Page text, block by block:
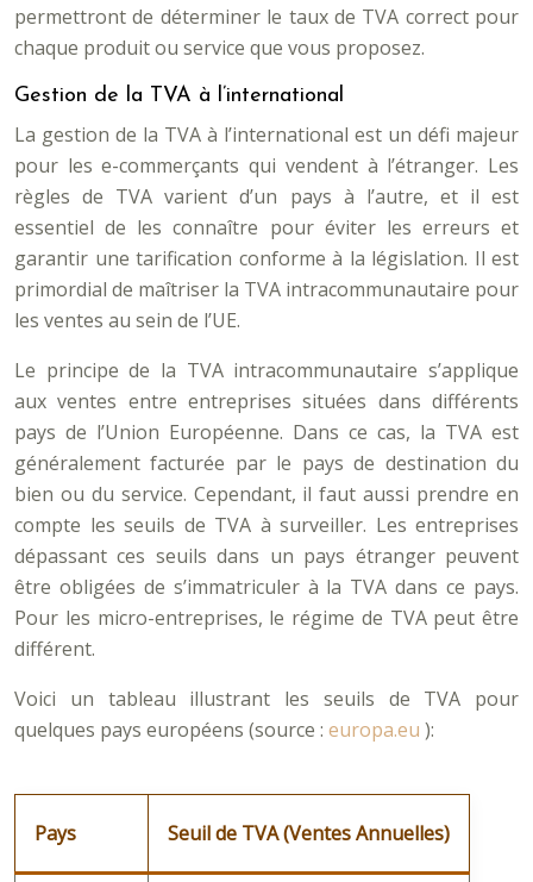
permettront de déterminer le taux de TVA correct pour
chaque produit ou service que vous proposez.
Gestion de la TVA à l’international
La gestion de la TVA à l’international est un défi majeur
pour les e-commerçants qui vendent à l’étranger. Les
règles de TVA varient d’un pays à l’autre, et il est
essentiel de les connaître pour éviter les erreurs et
garantir une tarification conforme à la législation. Il est
primordial de maîtriser la TVA intracommunautaire pour
les ventes au sein de l’UE.
Le principe de la TVA intracommunautaire s’applique
aux ventes entre entreprises situées dans différents
pays de l’Union Européenne. Dans ce cas, la TVA est
généralement facturée par le pays de destination du
bien ou du service. Cependant, il faut aussi prendre en
compte les seuils de TVA à surveiller. Les entreprises
dépassant ces seuils dans un pays étranger peuvent
être obligées de s’immatriculer à la TVA dans ce pays.
Pour les micro-entreprises, le régime de TVA peut être
différent.
Voici un tableau illustrant les seuils de TVA pour
quelques pays européens (source : europa.eu ):
Pays Seuil de TVA (Ventes Annuelles)